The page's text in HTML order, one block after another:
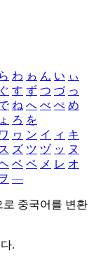
ら わ ゎ ん い ぃ
ぐ す ず つ づ っ
ね へ べ ぺ め
ょ ろ を
ワ ヮ ン イ ィ キ
ズ ツ ヅ ッ ヌ
ベ ペ メ レ オ
ヲ ―
로 중국어를 변환
.